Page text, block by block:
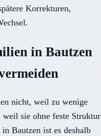
Korrekturen,
in Bautzen
nicht, weil zu wenige
sie ohne feste Struktur
Bautzen ist es deshalb